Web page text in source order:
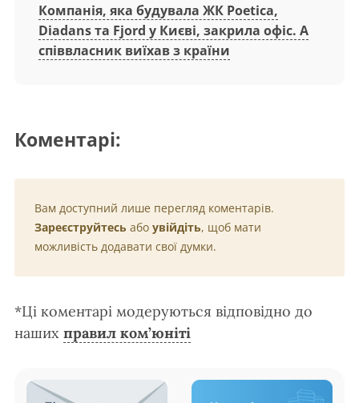
Компанія, яка будувала ЖК Poetica,
Diadans та Fjord у Києві, закрила офіс. А
співвласник виїхав з країни
Коментарі:
Вам доступний лише перегляд коментарів.
Зареєструйтесь або увійдіть, щоб мати
можливість додавати свої думки.
*Ці коментарі модеруються відповідно до
наших правил ком’юніті